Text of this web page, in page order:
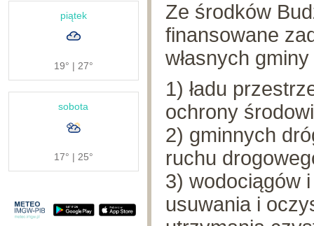
piątek
19° | 27°
sobota
17° | 25°
Ze środków
finansowane
własnych
1) ładu
ochrony
2) gminnych
ruchu
3) wodociągów
usuwania i